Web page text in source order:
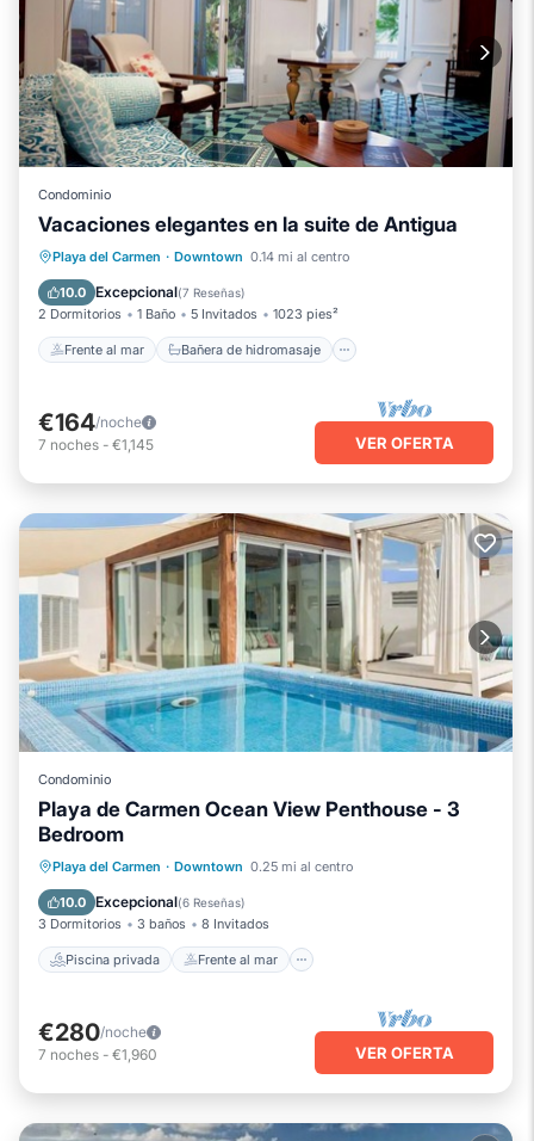
Condominio
Vacaciones elegantes en la suite de Antigua
Playa del Carmen · Downtown 0.14 mi al centro
10.0 Excepcional(7 Reseñas)
2 Dormitorios 1 Baño 5 Invitados 1023 pies²
Frente al mar Bañera de hidromasaje
Frente al mar
Bañera de hidromasaje
Piscina
Vista al mar
€164/noche
7 noches - €1,145 VER OFERTA
Condominio
Playa de Carmen Ocean View Penthouse - 3
Bedroom
Playa del Carmen · Downtown 0.25 mi al centro
10.0 Excepcional(6 Reseñas)
3 Dormitorios 3 baños 8 Invitados
Piscina privada Frente al mar
Piscina privada
Frente al mar
Piscina
Vista al mar
€280/noche
7 noches - €1,960 VER OFERTA